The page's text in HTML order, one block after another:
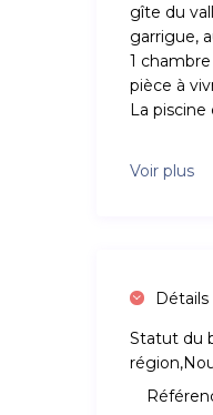
gîte du
garrigue,
1
pièce à
La piscine
Voir plus
Détails
Statut du